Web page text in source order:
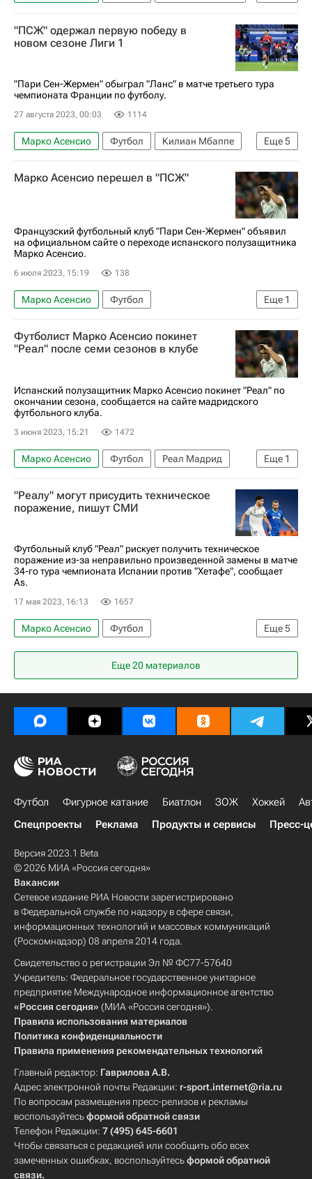
Сесар Аспиликуэта
Дженнифер Эрмосо
Родри
RFEF
"ПСЖ" одержал первую победу в
новом сезоне Лиги 1
"Пари Сен-Жермен" обыграл "Ланс" в матче третьего тура
чемпионата Франции по футболу.
27 августа 2023, 00:03 1114
Еще5
Марко Асенсио Футбол
Килиан Мбаппе
Луис Энрике
Брест
Ланс
Пари Сен-Жермен (ПСЖ)
Марко Асенсио перешел в "ПСЖ"
Французский футбольный клуб "Пари Сен-Жермен" объявил
на официальном сайте о переходе испанского полузащитника
Марко Асенсио.
6 июля 2023, 15:19 138
Еще 1
Марко Асенсио
Футбол
Пари Сен-Жермен (ПСЖ)
Футболист Марко Асенсио покинет
"Реал" после семи сезонов в клубе
Испанский полузащитник Марко Асенсио покинет "Реал" по
окончании сезона, сообщается на сайте мадридского
футбольного клуба.
3 июня 2023, 15:21 1472
Еще 1
Марко Асенсио Футбол
Реал Мадрид
Чемпионат Испании по футболу
"Реалу" могут присудить техническое
поражение, пишут СМИ
Футбольный клуб "Реал" рискует получить техническое
поражение из-за неправильно произведенной замены в матче
34-го тура чемпионата Испании против "Хетафе", сообщает
As.
17 мая 2023, 16:13 1657
Еще5
Марко Асенсио
Футбол
Альваро Одриосола
Эдуардо Камавинга
Хетафе Реал Мадрид
Еще 20 материалов
Футбол Фигурное катание Биатлон ЗОЖ Хоккей
Спецпроекты
Реклама Продукты и сервисы Пресс-
Версия 2023.1 Beta
© 2026 МИА «Россия сегодня»
Вакансии
Сетевое издание РИА Новости зарегистрировано
в Федеральной службе по надзору в сфере связи,
информационных технологий и массовых коммуникаций
(Роскомнадзор) 08 апреля 2014 года.
Свидетельство о регистрации Эл № ФС77-57640
Учредитель: Федеральное государственное унитарное
предприятие Международное информационное агентство
«Россия сегодня» (МИА «Россия сегодня»).
Правила использования материалов
Политика конфиденциальности
Правила применения рекомендательных технологий
Главный редактор: Гаврилова А.В.
Адрес электронной почты Редакции: r-sport.internet@ria.ru
По вопросам размещения пресс-релизов и рекламы
воспользуйтесьформой обратной связи
Телефон Редакции: 7 (495) 645-6601
Чтобы связаться с редакцией или сообщить обо всех
замеченных ошибках, воспользуйтесьформой обратной
связи.